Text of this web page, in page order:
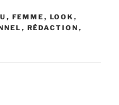
, FEMME , LOOK ,
, RÉDACTION ,